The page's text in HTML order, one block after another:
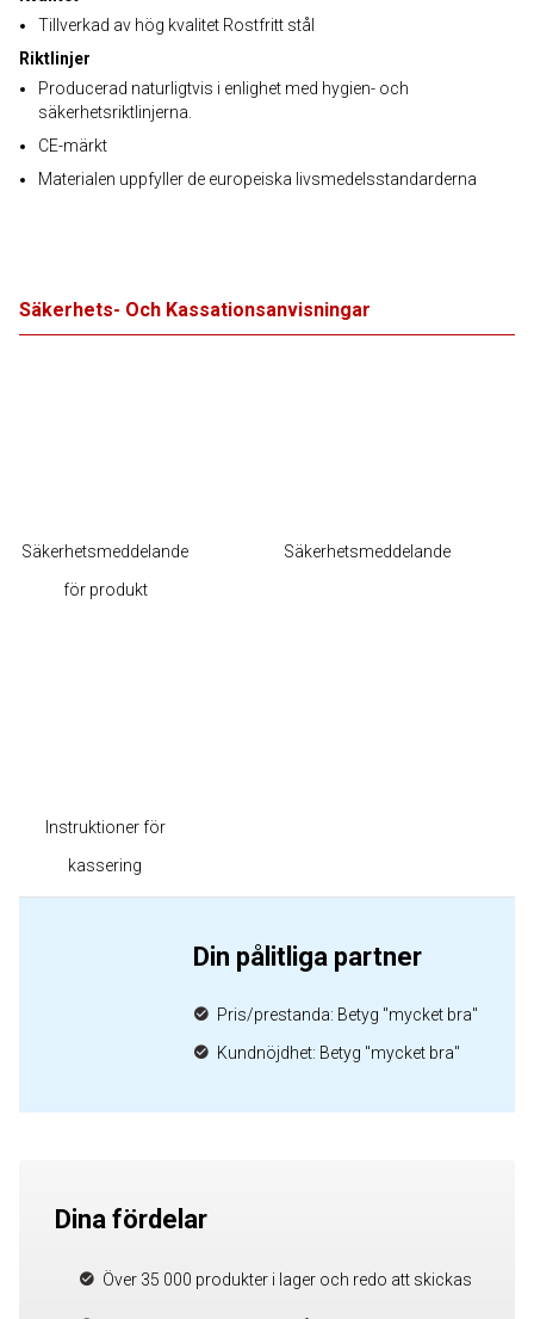
Tillverkad av hög kvalitet Rostfritt stål
Riktlinjer
Producerad naturligtvis i enlighet med hygien- och
säkerhetsriktlinjerna.
CE-märkt
Materialen uppfyller de europeiska livsmedelsstandarderna
Säkerhets- Och Kassationsanvisningar
Säkerhetsmeddelande
för produkt
Säkerhetsmeddelande
Instruktioner för
kassering
Din pålitliga partner
Pris/prestanda: Betyg "mycket bra"
Kundnöjdhet: Betyg "mycket bra"
Dina fördelar
Över 35 000 produkter i lager och redo att skickas